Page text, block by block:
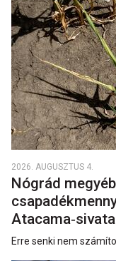
2026. AUGUSZTUS 4.
Nógrád
Erre senki nem